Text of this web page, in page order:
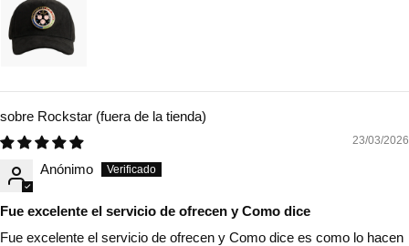
Rockstar
23/03/2026
Anónimo
Fue excelente el servicio de ofrecen y Como dice
Fue excelente el servicio de ofrecen y Como dice es como lo hacen